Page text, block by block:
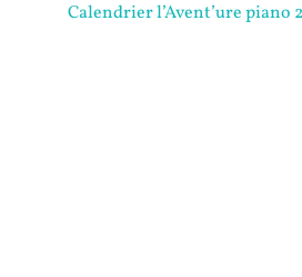
Calendrier l’Avent’ure piano